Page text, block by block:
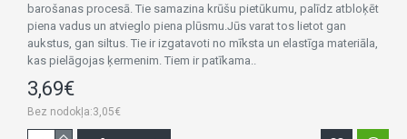
barošanas procesā. Tie samazina krūšu pietūkumu, palīdz atbloķēt
piena vadus un atvieglo piena plūsmu.Jūs varat tos lietot gan
aukstus, gan siltus. Tie ir izgatavoti no mīksta un elastīga materiāla,
kas pielāgojas ķermenim. Tiem ir patīkama..
3,69€
Bez nodokļa:3,05€